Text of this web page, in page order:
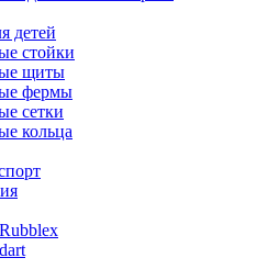
детей
стойки
щиты
фермы
сетки
кольца